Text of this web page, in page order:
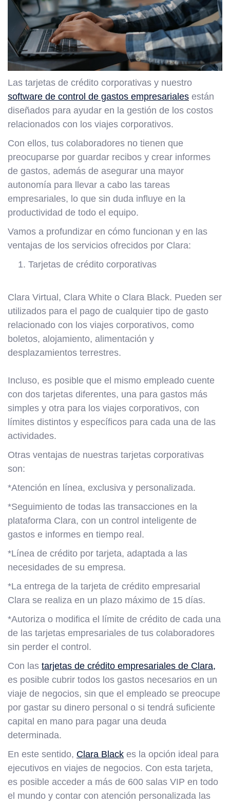
Las tarjetas de crédito corporativas y nuestro
software de control de gastos empresariales están
diseñados para ayudar en la gestión de los costos
relacionados con los viajes corporativos.
Con ellos, tus colaboradores no tienen que
preocuparse por guardar recibos y crear informes
de gastos, además de asegurar una mayor
autonomía para llevar a cabo las tareas
empresariales, lo que sin duda influye en la
productividad de todo el equipo.
Vamos a profundizar en cómo funcionan y en las
ventajas de los servicios ofrecidos por Clara:
Tarjetas de crédito corporativas
Clara Virtual, Clara White o Clara Black. Pueden ser
utilizados para el pago de cualquier tipo de gasto
relacionado con los viajes corporativos, como
boletos, alojamiento, alimentación y
desplazamientos terrestres.
Incluso, es posible que el mismo empleado cuente
con dos tarjetas diferentes, una para gastos más
simples y otra para los viajes corporativos, con
límites distintos y específicos para cada una de las
actividades.
Otras ventajas de nuestras tarjetas corporativas
son:
*Atención en línea, exclusiva y personalizada.
*Seguimiento de todas las transacciones en la
plataforma Clara, con un control inteligente de
gastos e informes en tiempo real.
*Línea de crédito por tarjeta, adaptada a las
necesidades de su empresa.
*La entrega de la tarjeta de crédito empresarial
Clara se realiza en un plazo máximo de 15 días.
*Autoriza o modifica el límite de crédito de cada una
de las tarjetas empresariales de tus colaboradores
sin perder el control.
Con las tarjetas de crédito empresariales de Clara,
es posible cubrir todos los gastos necesarios en un
viaje de negocios, sin que el empleado se preocupe
por gastar su dinero personal o si tendrá suficiente
capital en mano para pagar una deuda
determinada.
En este sentido, Clara Black es la opción ideal para
ejecutivos en viajes de negocios. Con esta tarjeta,
es posible acceder a más de 600 salas VIP en todo
el mundo y contar con atención personalizada las